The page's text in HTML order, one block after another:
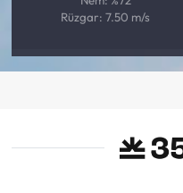
Rüzgar: 7.50 m/s